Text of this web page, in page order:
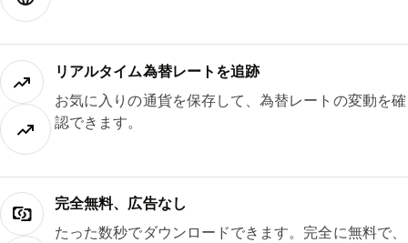
リアルタイム為替レートを追跡
お気に入りの通貨を保存して、為替レートの変動を確
認できます。
完全無料、広告なし
たった数秒でダウンロードできます。完全に無料で、